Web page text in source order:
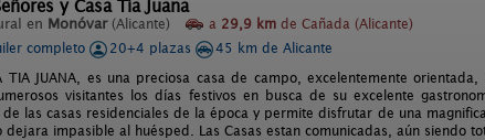
y Casa Tía Juana
en Monóvar (Alicante) a 29,9 km de Cañada (Alicante)
completo
20+4 plazas
45 km de Alicante
TIA JUANA, es una preciosa casa de campo, excelentemente
visitantes los días festivos en busca de su excelente
de las casas residenciales de la época y permite disfrutar de una
dejara impasible al huésped. Las Casas estan comunicadas, aún siendo